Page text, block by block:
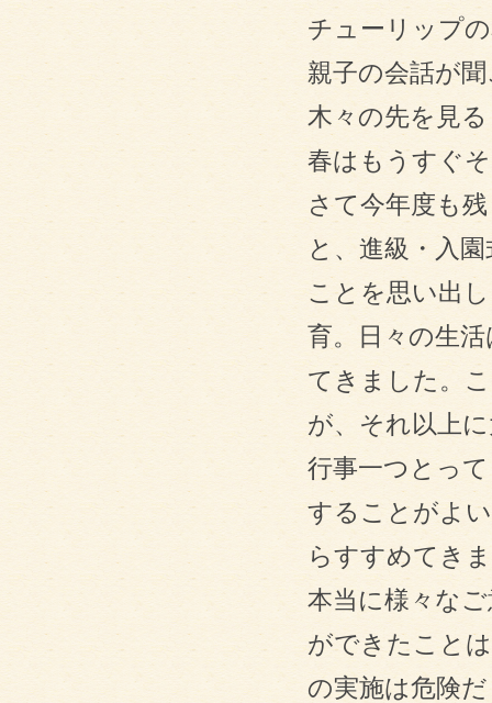
チューリップ
親子の会話が
木々の先を見
春はもうすぐ
さて今年度も
と、進級・入
ことを思い出
育。日々の生
てきました。
が、それ以上
行事一つとっ
することがよ
らすすめてき
本当に様々な
ができたこと
の実施は危険